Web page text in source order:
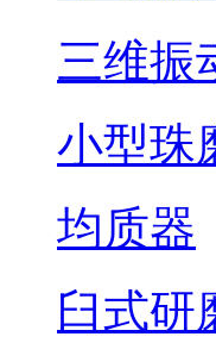
三维振
小型珠
均质器
臼式研